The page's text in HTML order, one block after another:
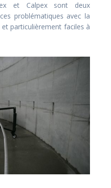
et Calpex sont deux
problématiques avec la
particulièrement faciles à